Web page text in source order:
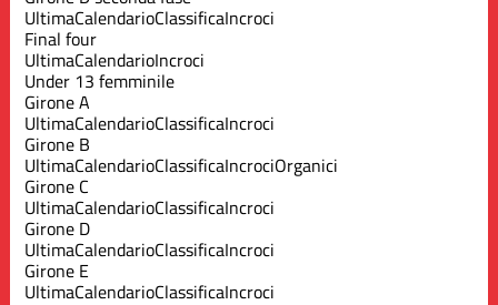
UltimaCalendarioClassificaIncroci
Final four
UltimaCalendarioIncroci
Under 13 femminile
Girone A
UltimaCalendarioClassificaIncroci
Girone B
UltimaCalendarioClassificaIncrociOrganici
Girone C
UltimaCalendarioClassificaIncroci
Girone D
UltimaCalendarioClassificaIncroci
Girone E
UltimaCalendarioClassificaIncroci